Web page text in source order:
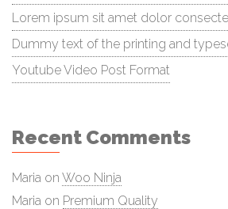
Lorem ipsum sit amet dolor
Dummy text of the printing and
Youtube Video Post Format
Recent Comments
Maria on Woo Ninja
Maria on Premium Quality